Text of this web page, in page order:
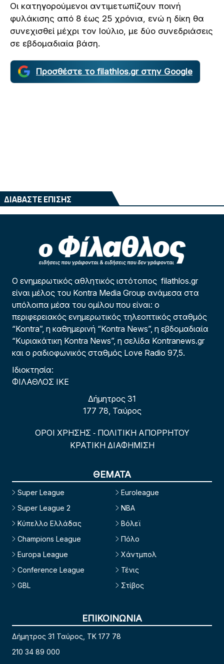
Οι κατηγορούμενοι αντιμετωπίζουν ποινή
φυλάκισης από 8 έως 25 χρόνια, ενώ η δίκη θα
συνεχισθεί μέχρι τον Ιούλιο, με δύο συνεδριάσεις
σε εβδομαδιαία βάση.
Προσθέστε το filathlos.gr στην Google
ΔΙΑΒΑΣΤΕ ΕΠΙΣΗΣ
Ο ενημερωτικός αθλητικός ιστότοπος filathlos.gr
είναι μέλος του Kontra Media Group ανάμεσα στα
υπόλοιπα μέσα του ομίλου που είναι: ο
περιφερειακός ενημερωτικός τηλεοπτικός σταθμός
“Kontra”, η καθημερινή “Kontra News”, η εβδομαδιαία
“Κυριακάτικη Kontra News”, η σελίδα Kontranews.gr
και ο ραδιοφωνικός σταθμός Love Radio 97,5.
Ιδιοκτησία:
ΦΙΛΑΘΛΟΣ ΙΚΕ
Δήμητρος 31
177 78, Ταύρος
ΟΡΟΙ ΧΡΗΣΗΣ - ΠΟΛΙΤΙΚΗ ΑΠΟΡΡΗΤΟΥ
ΚΡΑΤΙΚΗ ΔΙΑΦΗΜΙΣΗ
ΘΕΜΑΤΑ
Super League
Super League 2
Κύπελλο Ελλάδας
Champions League
Europa League
Conference League
GBL
Euroleague
NBA
Βόλεϊ
Πόλο
Χάντμπολ
Τένις
Στίβος
ΕΠΙΚΟΙΝΩΝΙΑ
Δήμητρος 31 Ταύρος, TK 177 78
210 34 89 000